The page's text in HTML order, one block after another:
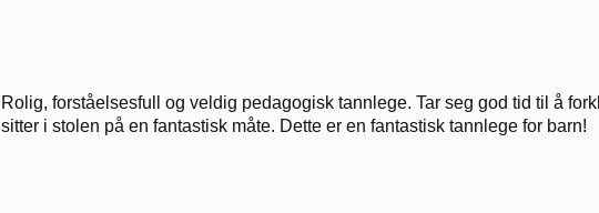
Rolig, forståelsesfull og veldig pedagogisk tannlege. Tar seg god tid til å
sitter i stolen på en fantastisk måte. Dette er en fantastisk tannlege for barn!